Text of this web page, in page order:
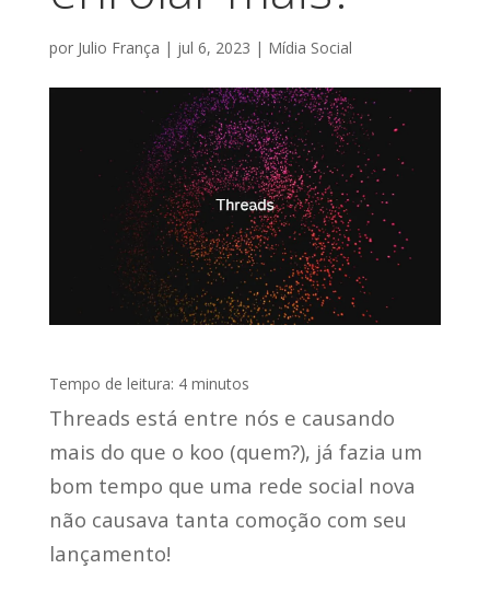
por Julio França | jul 6, 2023 | Mídia Social
Tempo de leitura: 4 minutos
Threads está entre nós e causando
mais do que o koo (quem?), já fazia um
bom tempo que uma rede social nova
não causava tanta comoção com seu
lançamento!